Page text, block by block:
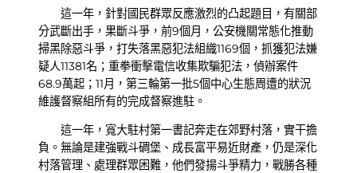
這一年，針對國民群眾反應激烈的凸起題目，有關部
分武斷出手，果斷斗爭，前9個月，公安機關常態化推動
掃黑除惡斗爭，打失落黑惡犯法組織1169個，抓獲犯法嫌
疑人11381名；重拳衝擊電信收集欺騙犯法，偵辦案件
68.9萬起；11月，第三輪第一批5個中心生態周遭的狀況
維護督察組所有的完成督察進駐。
這一年，寬大駐村第一書記奔走在郊野村落，實干擔
負。無論是建強戰斗碉堡、成長富平易近財產，仍是深化
村落管理、處理群眾困難，他們發揚斗爭精力，戰勝各種